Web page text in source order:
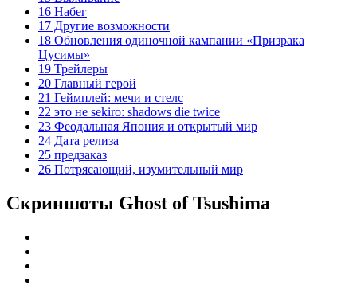
16 Набег
17 Другие возможности
18 Обновления одиночной кампании «Призрака
Цусимы»
19 Трейлеры
20 Главный герой
21 Геймплей: мечи и стелс
22 это не sekiro: shadows die twice
23 Феодальная Япония и открытый мир
24 Дата релиза
25 предзаказ
26 Потрясающий, изумительный мир
Скриншоты Ghost of Tsushima